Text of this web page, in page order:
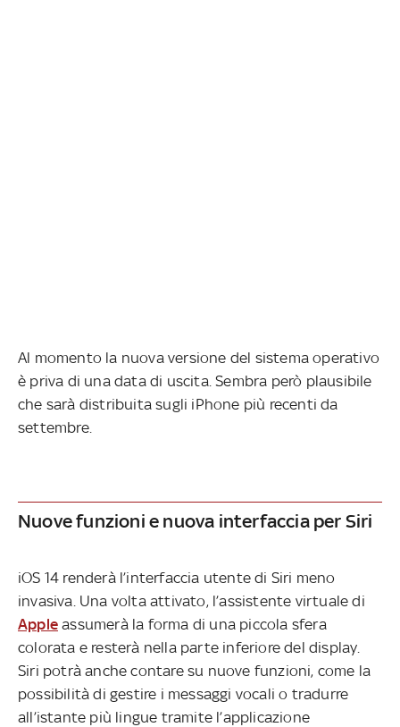
Al momento la nuova versione del sistema operativo
è priva di una data di uscita. Sembra però plausibile
che sarà distribuita sugli iPhone più recenti da
settembre.
Nuove funzioni e nuova interfaccia per Siri
iOS 14 renderà l’interfaccia utente di Siri meno
invasiva. Una volta attivato, l’assistente virtuale di
Apple assumerà la forma di una piccola sfera
colorata e resterà nella parte inferiore del display.
Siri potrà anche contare su nuove funzioni, come la
possibilità di gestire i messaggi vocali o tradurre
all’istante più lingue tramite l’applicazione